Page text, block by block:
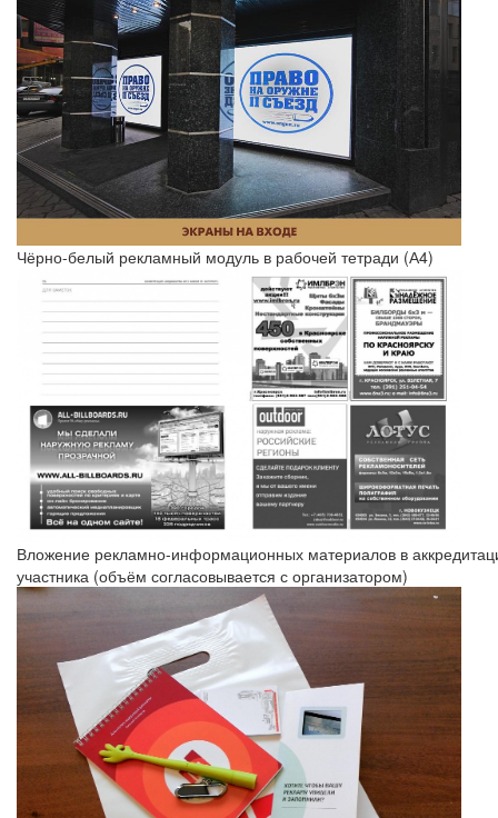
Чёрно-белый рекламный модуль в рабочей тетради (А4)
Вложение рекламно-информационных материалов в
участника (объём согласовывается с организатором)